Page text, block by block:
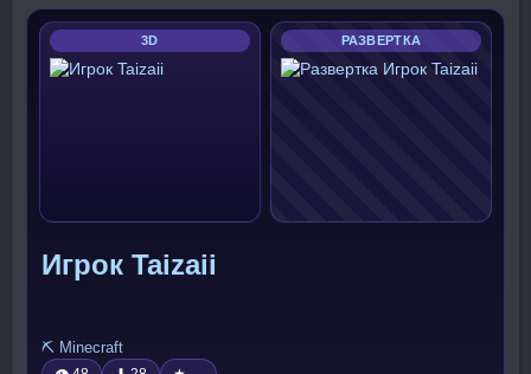
3D РАЗВЕРТКА
Игрок Taizaii
⛏️ Minecraft